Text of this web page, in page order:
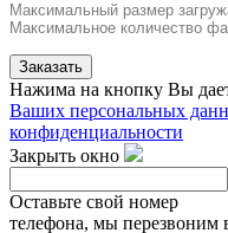
Максимальный размер
Максимальное количество
Заказать
Нажима на кнопку Вы
Ваших персональных
конфиденциальности
Закрыть окно
Оставьте свой номер
телефона, мы перезвоним